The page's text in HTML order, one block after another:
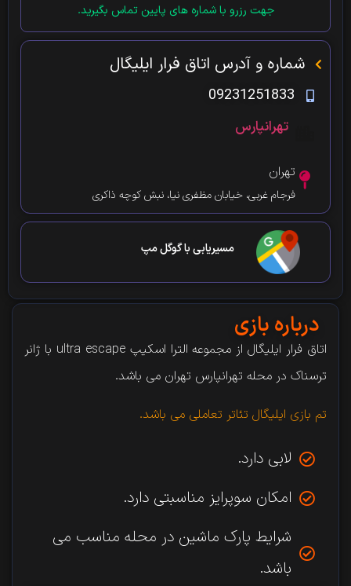
جهت رزرو با شماره های پایین تماس بگیرید.
شماره و آدرس اتاق فرار ایلیگال
09231251833
تهرانپارس
تهران
فرجام غربی، خیابان مظفری نیا، نبش کوچه ذاکری
مسیریابی با گوگل مپ
درباره بازی
اتاق فرار ایلیگال از مجموعه الترا اسکیپ ultra escape با ژانر
ترسناک در محله تهرانپارس تهران می باشد.
تم بازی ایلیگال تئاتر تعاملی می باشد.
لابی دارد.
امکان سوپرایز مناسبتی دارد.
شرایط پارک ماشین در محله مناسب می
باشد.